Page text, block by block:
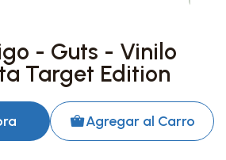
- Guts - Vinilo
Target Edition
Agregar al Carro